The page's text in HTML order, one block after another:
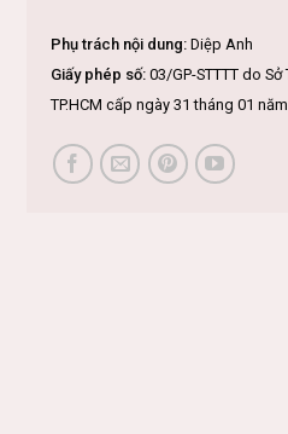
Phụ trách nội dung: Diệp Anh
Giấy phép số: 03/GP-STTTT do
TP.HCM cấp ngày 31 tháng 01